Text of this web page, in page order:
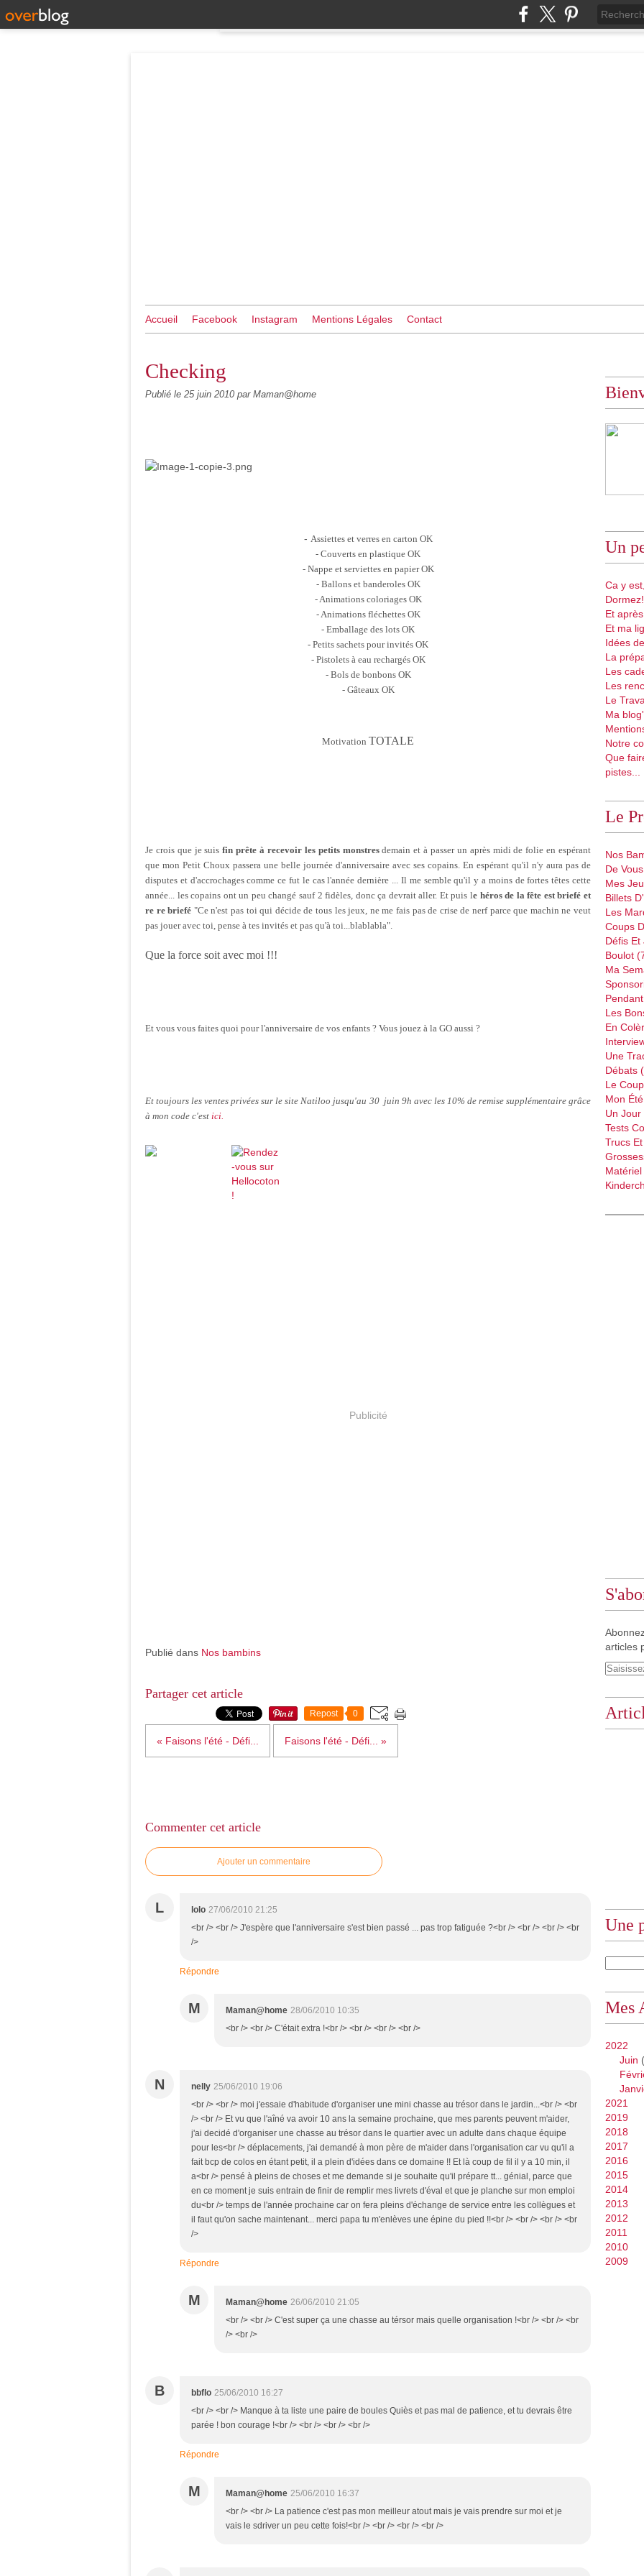
Accueil Facebook Instagram Mentions Légales Contact
Checking
Publié le 25 juin 2010 par Maman@home
- Assiettes et verres en carton OK
- Couverts en plastique OK
- Nappe et serviettes en papier OK
- Ballons et banderoles OK
- Animations coloriages OK
- Animations fléchettes OK
- Emballage des lots OK
- Petits sachets pour invités OK
- Pistolets à eau rechargés OK
- Bols de bonbons OK
- Gâteaux OK
Motivation TOTALE
Je crois que je suisfin prête à recevoir les petits monstresdemain et à passer un après midi de folie en espérant
que mon Petit Choux passera une belle journée d'anniversaire avec ses copains. En espérant qu'il n'y aura pas de
disputes et d'accrochages comme ce fut le cas l'année dernière ... Il me semble qu'il y a moins de fortes têtes cette
année... les copains ont un peu changé sauf 2 fidèles, donc ça devrait aller. Et puis le héros de la fête est briefé et
re re briefé "Ce n'est pas toi qui décide de tous les jeux, ne me fais pas de crise de nerf parce que machin ne veut
pas jouer avec toi, pense à tes invités et pas qu'à toi...blablabla".
Que la force soit avec moi !!!
Et vous vous faites quoi pour l'anniversaire de vos enfants ? Vous jouez à la GO aussi ?
Et toujours les ventes privées sur le site Natiloo jusqu'au 30 juin 9h avec les 10% de remise supplémentaire grâce
à mon code c'est ici.
Publicité
Publié dans Nos bambins
Partager cet article
Repost 0
« Faisons l'été - Défi... Faisons l'été - Défi... »
Commenter cet article
Ajouter un commentaire
L lolo 27/06/2010 21:25
<br /> <br /> J'espère que l'anniversaire s'est bien passé ... pas trop fatiguée ?<br /> <br /> <br /> <br
/>
Répondre
M Maman@home 28/06/2010 10:35
<br /> <br /> C'était extra !<br /> <br /> <br /> <br />
N nelly 25/06/2010 19:06
<br /> <br /> moi j'essaie d'habitude d'organiser une mini chasse au trésor dans le jardin...<br /> <br
/> <br /> Et vu que l'aîné va avoir 10 ans la semaine prochaine, que mes parents peuvent m'aider,
j'ai decidé d'organiser une chasse au trésor dans le quartier avec un adulte dans chaque équipe
pour les<br /> déplacements, j'ai demandé à mon père de m'aider dans l'organisation car vu qu'il a
fait bcp de colos en étant petit, il a plein d'idées dans ce domaine !! Et là coup de fil il y a 10 min, il
a<br /> pensé à pleins de choses et me demande si je souhaite qu'il prépare tt... génial, parce que
en ce moment je suis entrain de finir de remplir mes livrets d'éval et que je planche sur mon emploi
du<br /> temps de l'année prochaine car on fera pleins d'échange de service entre les collègues et
il faut qu'on sache maintenant... merci papa tu m'enlèves une épine du pied !!<br /> <br /> <br /> <br
/>
Répondre
M Maman@home 26/06/2010 21:05
<br /> <br /> C'est super ça une chasse au térsor mais quelle organisation !<br /> <br /> <br
/> <br />
B bbflo 25/06/2010 16:27
<br /> <br /> Manque à ta liste une paire de boules Quiès et pas mal de patience, et tu devrais être
parée ! bon courage !<br /> <br /> <br /> <br />
Répondre
M Maman@home 25/06/2010 16:37
<br /> <br /> La patience c'est pas mon meilleur atout mais je vais prendre sur moi et je
vais le sdriver un peu cette fois!<br /> <br /> <br /> <br />
Un
Ca y
Dormez!
Et
Et ma
Idées
La
Les
Les
Le
Ma
Notre
Que
pistes...
Le
Nos
De
Mes
Billets
Les
Coups
Défis Et
Boulot
Ma
Les
En
Une
Débats
Le
Mon
Un
Tests
Trucs
articles
Une
Mes
2022
Juin
2021
2019
2018
2017
2016
2015
2014
2013
2012
2011
2010
2009